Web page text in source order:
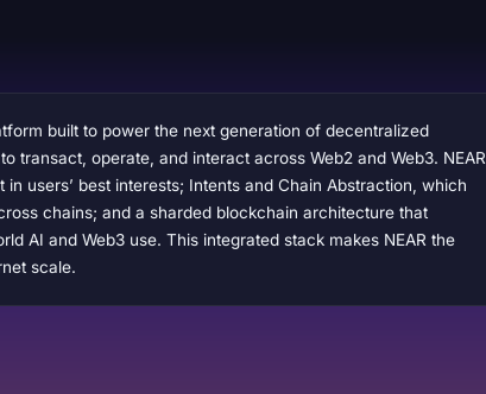
built to power the next generation of decentralized
transact, operate, and interact across Web2 and Web3. NEAR
users’ best interests; Intents and Chain Abstraction, which
chains; and a sharded blockchain architecture that
AI and Web3 use. This integrated stack makes NEAR the
scale.